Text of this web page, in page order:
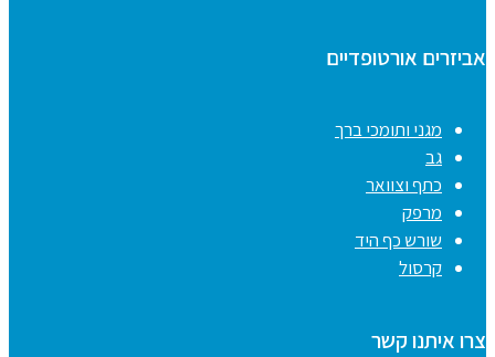
אביזרים אורטופדיים
מגני ותומכי ברך
גב
כתף וצוואר
מרפק
שורש כף היד
קרסול
צרו איתנו קשר